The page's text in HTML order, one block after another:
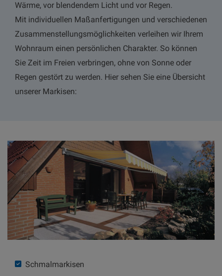
Wärme, vor blendendem Licht und vor Regen.
Mit individuellen Maßanfertigungen und verschiedenen
Zusammenstellungsmöglichkeiten verleihen wir Ihrem
Wohnraum einen persönlichen Charakter. So können
Sie Zeit im Freien verbringen, ohne von Sonne oder
Regen gestört zu werden. Hier sehen Sie eine Übersicht
unserer Markisen:
Schmalmarkisen